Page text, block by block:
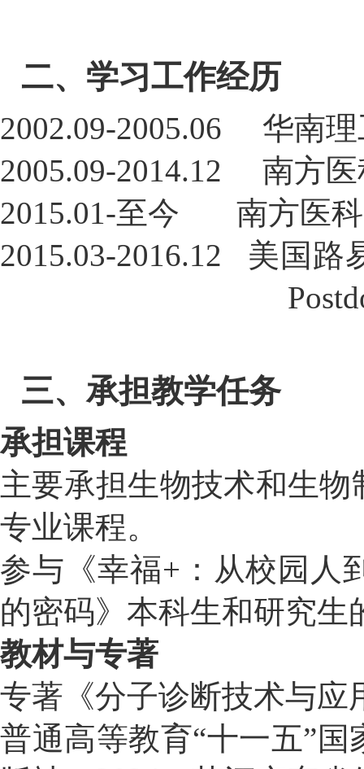
二、学习 工作经历
2002.09-2005.06     华南理
2005.09-2014.12     南方医
2015.01-至今       南
2015.03-2016.12   美国
三、承担教学任务
承担课程
主要承担生物技术和生物
专业课程。
参与《幸福+：从校园人
的密码》本科生和研究生
教材与专著
专著《分子诊断技术与应
普通高等教育“十一五”